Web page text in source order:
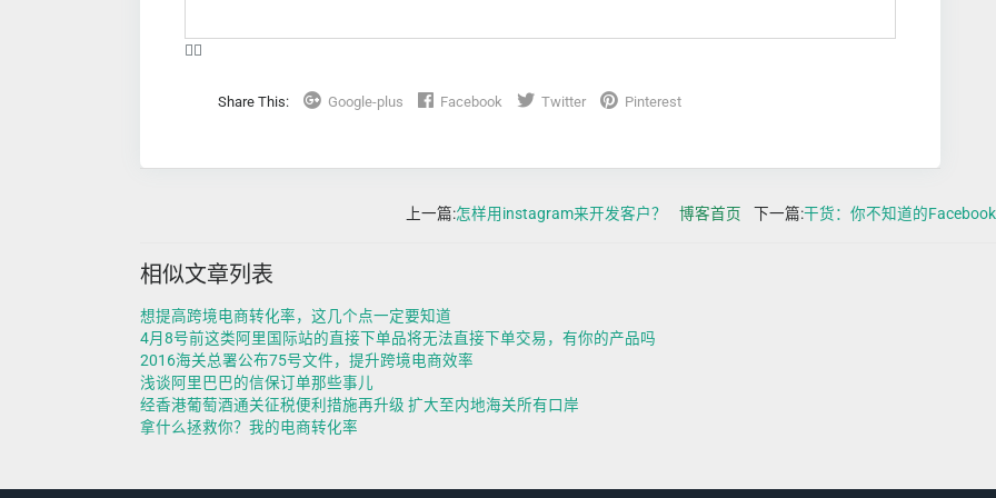
❤️‍🔥
Share This: Google-plus Facebook Twitter Pinterest
上一篇:怎样用instagram来开发客户？ 博客首页 下一篇:干货：你不知道的
相似文章列表
想提高跨境电商转化率，这几个点一定要知道
4月8号前这类阿里国际站的直接下单品将无法直接下单交易，有你的产品吗
2016海关总署公布75号文件，提升跨境电商效率
浅谈阿里巴巴的信保订单那些事儿
经香港葡萄酒通关征税便利措施再升级 扩大至内地海关所有口岸
拿什么拯救你？我的电商转化率